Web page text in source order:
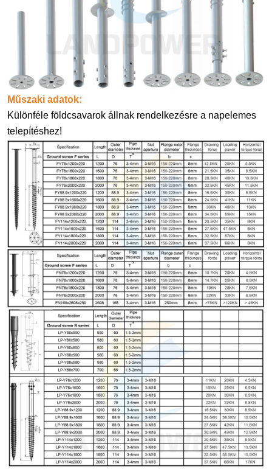
Műszaki adatok:
Különféle földcsavarok állnak rendelkezésre a napelemes
telepítéshez!